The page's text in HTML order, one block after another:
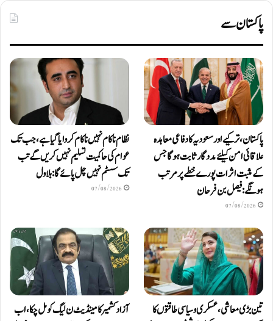
پاکستان سے
پاکستان، ترکیے اور سعودیہ کا دفاعی معاہدہ
علاقائی امن کیلئے مددگار ثابت ہوگا جس
کے مثبت اثرات پورے خطے پر مرتب
ہونگے: فیصل بن فرحان
07/08/2026
نظام ناکام نہیں ناکام کروایاگیا ہے، جب تک
عوام کی حاکمیت تسلیم نہیں کریں گے تب
تک سسٹم نہیں چل پائےگا: بلاول
07/08/2026
تین بڑی معاشی، عسکری و سیاسی طاقتوں کا
آزاد کشمیر کا مینڈیٹ ن لیگ کو مل چکا، اب